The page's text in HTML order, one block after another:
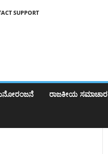
SUPPORT
ರಾಜಕೀಯ ಸಮಾಚಾರ